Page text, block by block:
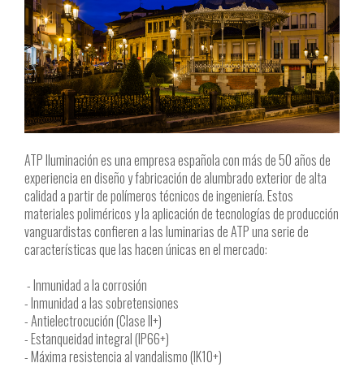
ATP Iluminación es una empresa española con más de 50 años de
experiencia en diseño y fabricación de alumbrado exterior de alta
calidad a partir de polímeros técnicos de ingeniería. Estos
materiales poliméricos y la aplicación de tecnologías de producción
vanguardistas confieren a las luminarias de ATP una serie de
características que las hacen únicas en el mercado:
- Inmunidad a la corrosión
- Inmunidad a las sobretensiones
- Antielectrocución (Clase II+)
- Estanqueidad integral (IP66+)
- Máxima resistencia al vandalismo (IK10+)